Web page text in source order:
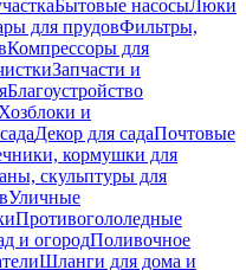
Бытовые насосыЛюки
для прудовФильтры,
Компрессоры для
Запчасти и
Благоустройство
Хозблоки и
Декор для садаПочтовые
кормушки для
скульптуры для
Уличные
Противогололедные
и огородПоливочное
Шланги для дома и